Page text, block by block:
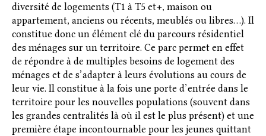
diversité de logements (T1 à T5 et+, maison ou
appartement, anciens ou récents, meublés ou libres…). Il
constitue donc un élément clé du parcours résidentiel
des ménages sur un territoire. Ce parc permet en effet
de répondre à de multiples besoins de logement des
ménages et de s’adapter à leurs évolutions au cours de
leur vie. Il constitue à la fois une porte d’entrée dans le
territoire pour les nouvelles populations (souvent dans
les grandes centralités là où il est le plus présent) et une
première étape incontournable pour les jeunes quittant